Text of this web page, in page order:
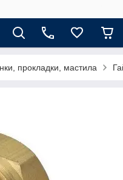
прокладки, мастила